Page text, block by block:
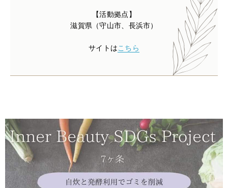
【活動拠点】
滋賀県（守山市、長浜市）
サイトは こちら